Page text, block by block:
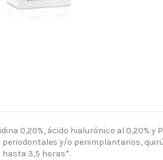
0,20%, ácido hialurónico al 0,20%
y/o periimplantarios,
hasta 3,5 horas*.